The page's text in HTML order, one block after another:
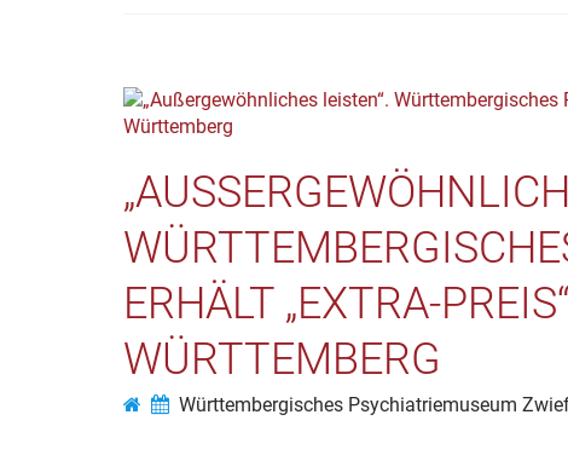
RHÄLT „EXTRA-
ÜRTTEMBERG
Württembergisches Psychiatriemuseum